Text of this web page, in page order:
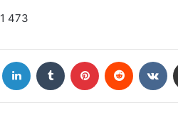
1 473
Twitter Linkedin Tumblr Pinterest Reddit